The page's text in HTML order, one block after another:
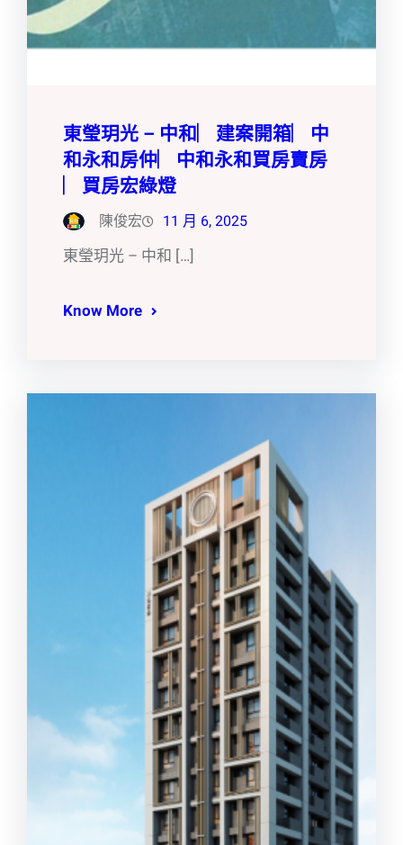
東瑩玥光 – 中和︳建案開箱︳中
和永和房仲︳中和永和買房賣房
︳買房宏綠燈
陳俊宏 11 月 6, 2025
東瑩玥光 – 中和 […]
Know More